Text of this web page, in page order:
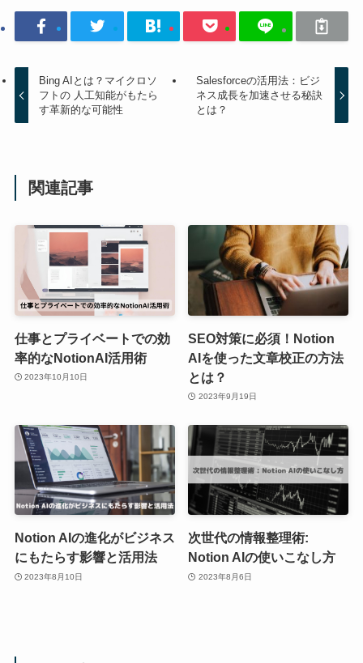
Bing AIとは？マイクロソ
フトの 人工知能がもたら
す革新的な可能性
Salesforceの活用法：ビジ
ネス成長を加速させる秘訣
とは？
関連記事
仕事とプライベートでの効
率的なNotionAI活用術
2023年10月10日
SEO対策に必須！Notion
AIを使った文章校正の方法
とは？
2023年9月19日
Notion AIの進化がビジネス
にもたらす影響と活用法
2023年8月10日
次世代の情報整理術:
Notion AIの使いこなし方
2023年8月6日